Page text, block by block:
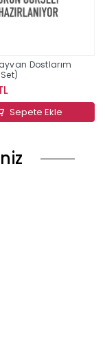
Dostlarım
Sepete Ekle